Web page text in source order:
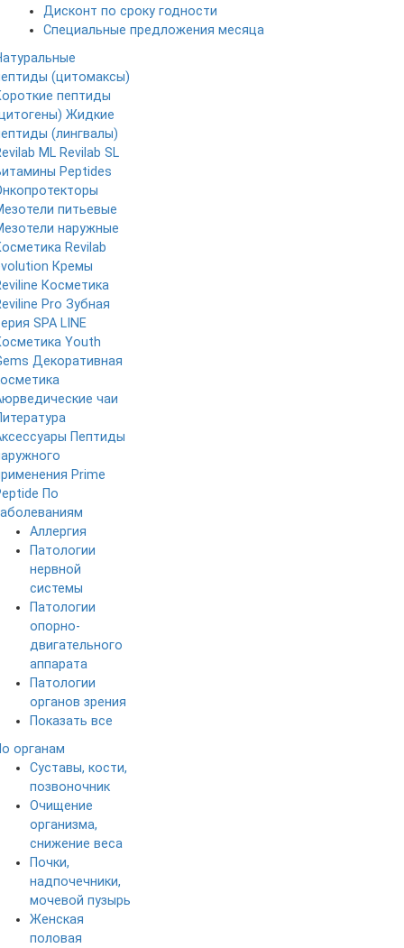
Дисконт по сроку годности
Специальные предложения месяца
(цитомаксы)
пептиды
Жидкие
(лингвалы)
ML Revilab SL
Peptides
питьевые
наружные
Revilab
Кремы
Косметика
Pro Зубная
SPA LINE
Youth
Декоративная
чаи
Пептиды
Prime
По
Аллергия
Патологии
нервной
системы
Патологии
опорно-
двигательного
аппарата
Патологии
органов зрения
Показать все
органам
Суставы, кости,
позвоночник
Очищение
организма,
снижение веса
Почки,
надпочечники,
мочевой пузырь
Женская
половая